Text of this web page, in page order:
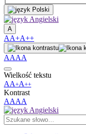
A
AA+A++
AAAA
Wielkość tekstu
AA+A++
Kontrast
AAAA